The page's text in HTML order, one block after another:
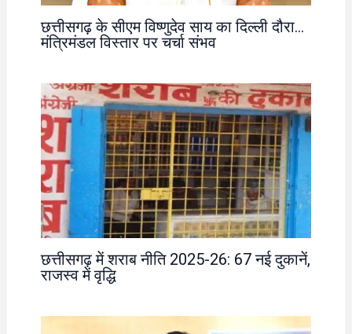
छत्तीसगढ़ के सीएम विष्णुदेव साय का दिल्ली दौरा…
मंत्रिमंडल विस्तार पर चर्चा संभव
छत्तीसगढ़ में शराब नीति 2025-26: 67 नई दुकानें,
राजस्व में वृद्धि